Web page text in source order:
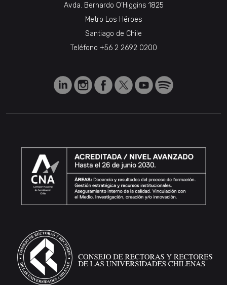
Avda. Bernardo O’Higgins 1825
Metro Los Héroes
Santiago de Chile
Teléfono +56 2 2692 0200